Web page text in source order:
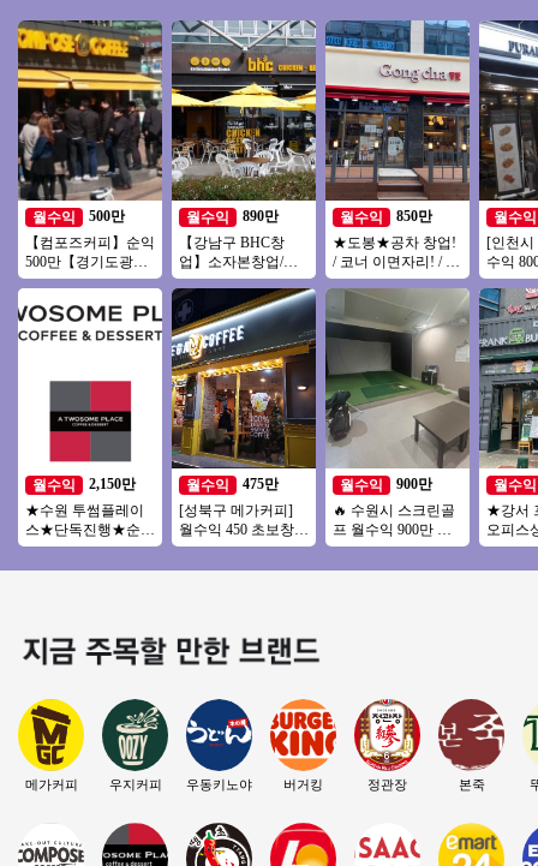
월수익
500만
【컴포즈커피】순익
500만【경기도광
주】소자본 커피창
우수!
월수익
2,150만
★수원 투썸플레이
스★단독진행★순익
2000만이상#오피스#
역세권#고수익창업#
월수익
890만
【강남구 BHC창
업】소자본창업/고
수익창업/유명프랜
차이즈창업/강력추
천
월수익
475만
[성북구 메가커피]
월수익 450 초보창
업/소자본 추천드리
는 안정적인 메가커
월수익
850만
★도봉★공차 창업!
/ 코너 이면자리! / 최
상급 위치! / 유동이
흐르는 위치!
월수익
900만
🔥 수원시 스크린골
프 월수익 900만 ▶
비전＋ 6대 안정성○
환급성○
월수익
[인천시
수익
수익 초
인 대세
닭!
월수익
★강서
오피스
월 순익
자본#
메가커피 우지커피 우동키노야 버거킹 정관장 본죽